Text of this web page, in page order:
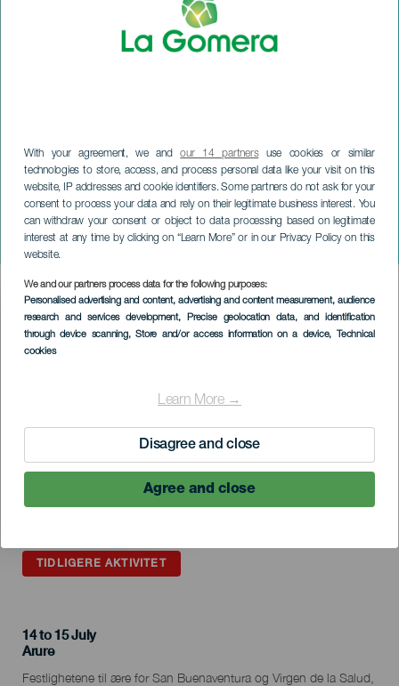
With your agreement, we andour 14 partnersuse cookies or similar
technologies to store, access, and process personal data like your visit on this
website, IP addresses and cookie identifiers. Some partners do not ask for your
consent to process your data and rely on their legitimate business interest. You
can withdraw your consent or object to data processing based on legitimate
interest at any time by clicking on “Learn More” or in our Privacy Policy on this
website.
We and our partners process data for the following purposes:
Personalised advertising and content, advertising and content measurement, audience
research and services development, Precise geolocation data, and identification
through device scanning, Store and/or access information on a device, Technical
cookies
Learn More →
Disagree and close
Agree and close
Fiestas en honor a San
Buenaventura y Ntra. Sra. de
la Salud
LA GOMERA
Imagen
Listado
TIDLIGERE AKTIVITET
14 to 15 July
Localidad
Arure
Descripción
Festlighetene til ære for San Buenaventura og Virgen de la Salud,